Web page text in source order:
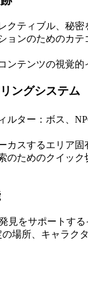
クティブル、秘
ョンのためのカテ
ンテンツの視覚的
ングシステム
ルター：ボス、
カスするエリア固
のためのクイック
見をサポートする
場所、キャラク